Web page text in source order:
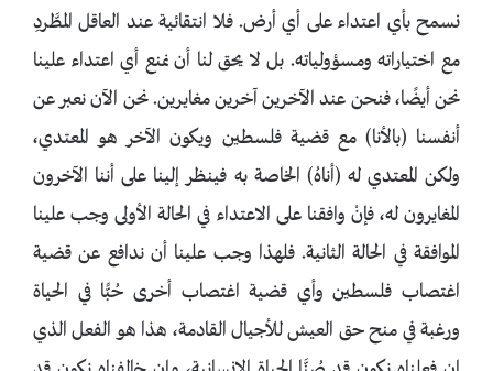
نسمح بأي اعتداء على أي أرض. فلا انتقائية عند العاقل المطَّردِ
مع اختياراته ومسؤولياته. بل لا يحق لنا أن نمنع أي اعتداء علينا
نحن أيضًا، فنحن عند الآخرين آخرين مغايرين. نحن الآن نعبر عن
أنفسنا (بالأنا) مع قضية فلسطين ويكون الآخر هو المعتدي،
ولكن المعتدي له (أناهُ) الخاصة به فينظر إلينا على أننا الآخرون
المغايرون له، فإنْ وافقنا على الاعتداء في الحالة الأولى وجب علينا
الموافقة في الحالة الثانية. فلهذا وجب علينا أن ندافع عن قضية
اغتصاب فلسطين وأي قضية اغتصاب أخرى حُبًّا في الحياة
ورغبة في منح حق العيش للأجيال القادمة، هذا هو الفعل الذي